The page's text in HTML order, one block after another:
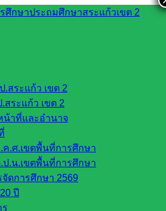
สระแก้ว เขต 2
ระแก้ว เขต 2
น้าที่และอำนาจ
ค.ศ.เขตพื้นที่การศึกษา
ป.น.เขตพื้นที่การศึกษา
ดการศึกษา 2569
ปี
ร
แจงแนวทางการตรวจราชการ
ผนและชี้แจงแนวทางการ
ทรวงศึกษาธิการ
ราคม 28, 2025
งาน
ข่าวประชาสัมพันธ์
2568